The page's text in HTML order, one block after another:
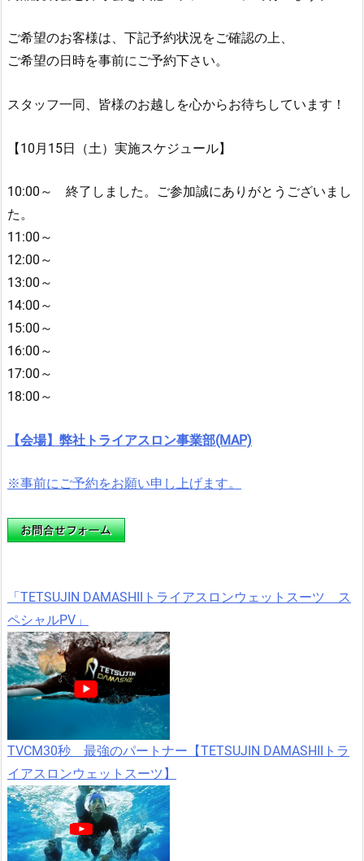
ご希望のお客様は、下記予約状況をご確認の上、
ご希望の日時を事前にご予約下さい。
スタッフ一同、皆様のお越しを心からお待ちしています！
【10月15日（土）実施スケジュール】
10:00～ 終了しました。ご参加誠にありがとうございまし
た。
11:00～
12:00～
13:00～
14:00～
15:00～
16:00～
17:00～
18:00～
【会場】弊社トライアスロン事業部(MAP)
※事前にご予約をお願い申し上げます。
「TETSUJIN DAMASHIIトライアスロンウェットスーツ ス
ペシャルPV」
TVCM30秒 最強のパートナー【TETSUJIN DAMASHIIトラ
イアスロンウェットスーツ】